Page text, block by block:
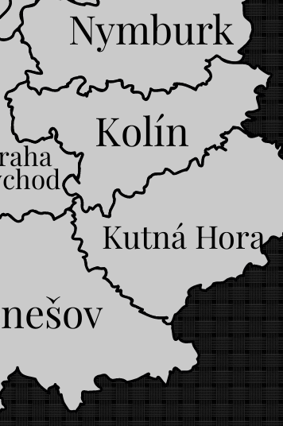
Nymburk
Kolín
Kutná Hora